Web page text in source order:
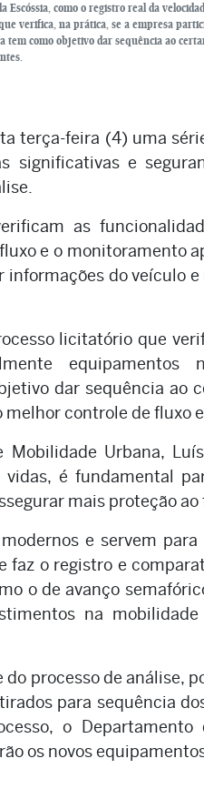
como o registro real da
verifica, na prática, se a empresa
como objetivo dar sequência ao
terça-feira (4) uma
significativas e
as
e o monitoramento
informações do veículo
licitatório que
equipamentos
dar sequência ao
controle de fluxo
Urbana,
é fundamental
mais proteção ao
e servem
o registro e
o de avanço
na
processo de análise,
para sequência
o
os novos